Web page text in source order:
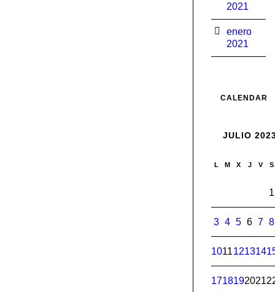
2021
enero
2021
CALENDAR
JULIO
L M X J V S
1
3 4 5 6 7 8
1011121314
1718192021